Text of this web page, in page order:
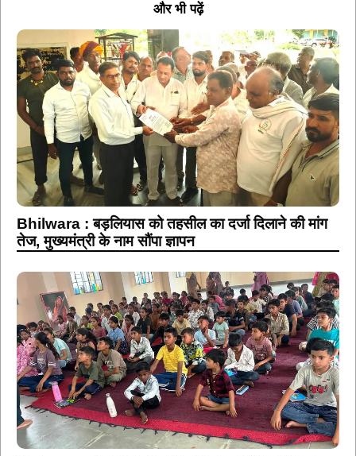
और भी पढ़ें
Bhilwara : बड़लियास को तहसील का दर्जा दिलाने की मांग
तेज, मुख्यमंत्री के नाम सौंपा ज्ञापन